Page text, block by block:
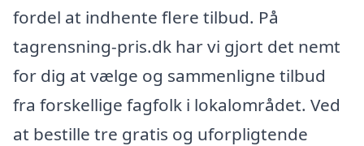
fordel at indhente flere tilbud. På
tagrensning-pris.dk har vi gjort det nemt
for dig at vælge og sammenligne tilbud
fra forskellige fagfolk i lokalområdet. Ved
at bestille tre gratis og uforpligtende